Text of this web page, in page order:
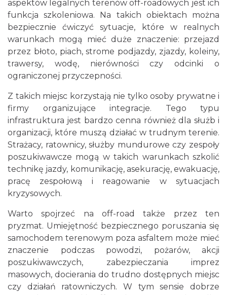
aspektów legalnych terenów off-roadowych jest ich
funkcja szkoleniowa. Na takich obiektach można
bezpiecznie ćwiczyć sytuacje, które w realnych
warunkach mogą mieć duże znaczenie: przejazd
przez błoto, piach, strome podjazdy, zjazdy, koleiny,
trawersy, wodę, nierówności czy odcinki o
ograniczonej przyczepności.
Z takich miejsc korzystają nie tylko osoby prywatne i
firmy organizujące integracje. Tego typu
infrastruktura jest bardzo cenna również dla służb i
organizacji, które muszą działać w trudnym terenie.
Strażacy, ratownicy, służby mundurowe czy zespoły
poszukiwawcze mogą w takich warunkach szkolić
technikę jazdy, komunikację, asekurację, ewakuację,
pracę zespołową i reagowanie w sytuacjach
kryzysowych.
Warto spojrzeć na off-road także przez ten
pryzmat. Umiejętność bezpiecznego poruszania się
samochodem terenowym poza asfaltem może mieć
znaczenie podczas powodzi, pożarów, akcji
poszukiwawczych, zabezpieczania imprez
masowych, docierania do trudno dostępnych miejsc
czy działań ratowniczych. W tym sensie dobrze